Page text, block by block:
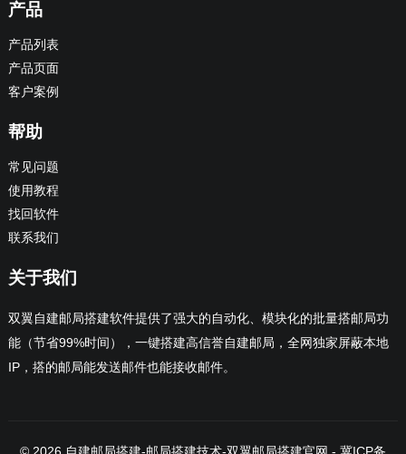
产品
产品列表
产品页面
客户案例
帮助
常见问题
使用教程
找回软件
联系我们
关于我们
双翼自建邮局搭建软件提供了强大的自动化、模块化的批量搭邮局功
能（节省99%时间），一键搭建高信誉自建邮局，全网独家屏蔽本地
IP，搭的邮局能发送邮件也能接收邮件。